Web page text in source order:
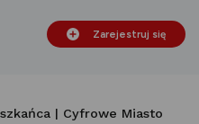
Zarejestruj się
| Cyfrowe Miasto